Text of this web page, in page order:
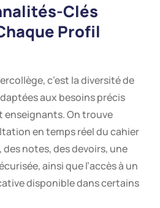
Clés
Profil
c’est la diversité de
aux besoins précis
enseignants. On trouve
en temps réel du cahier
notes, des devoirs, une
ainsi que l’accès à un
disponible dans certains